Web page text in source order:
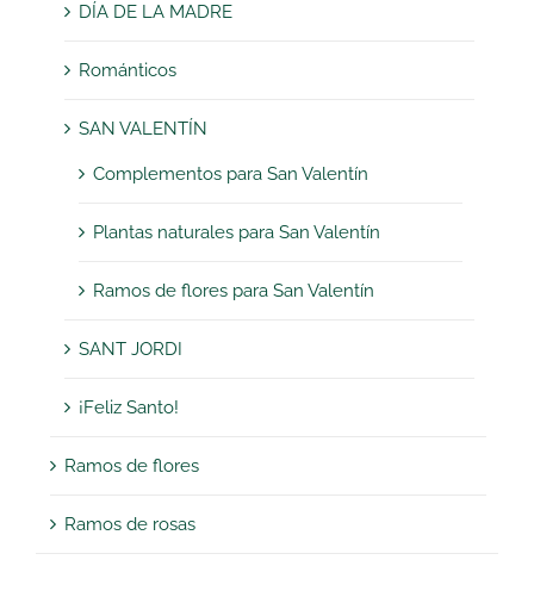
DÍA DE LA MADRE
Románticos
SAN VALENTÍN
Complementos para San Valentín
Plantas naturales para San Valentín
Ramos de flores para San Valentín
SANT JORDI
¡Feliz Santo!
Ramos de flores
Ramos de rosas